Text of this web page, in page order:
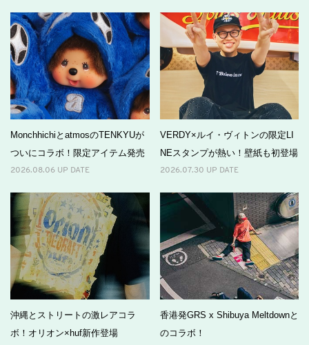
MonchhichiとatmosのTENKYUが
ついにコラボ！限定アイテム発売
2026.08.06 UP DATE
VERDY×ルイ・ヴィトンの限定LI
NEスタンプが熱い！壁紙も初登場
2026.07.30 UP DATE
沖縄とストリートの激レアコラ
ボ！オリオン×huf新作登場
香港発GRS x Shibuya Meltdownと
のコラボ！